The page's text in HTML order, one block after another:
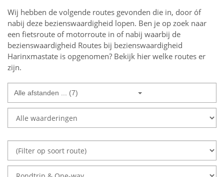
Wij hebben de volgende routes gevonden die in, door óf
nabij deze bezienswaardigheid lopen. Ben je op zoek naar
een fietsroute of motorroute in of nabij waarbij de
bezienswaardigheid Routes bij bezienswaardigheid
Harinxmastate is opgenomen? Bekijk hier welke routes er
zijn.
Alle afstanden ... (7)